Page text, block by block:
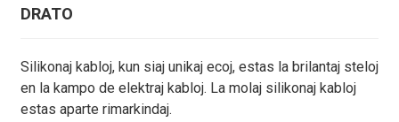
DRATO
Silikonaj kabloj, kun siaj unikaj ecoj, estas la brilantaj steloj
en la kampo de elektraj kabloj. La molaj silikonaj kabloj
estas aparte rimarkindaj.